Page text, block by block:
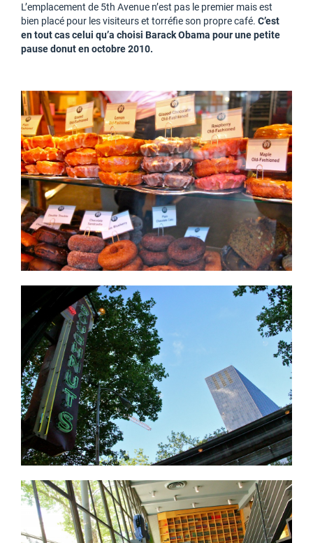
L’emplacement de 5th Avenue n’est pas le premier mais est
bien placé pour les visiteurs et torréfie son propre café. C’est
en tout cas celui qu’a choisi Barack Obama pour une petite
pause donut en octobre 2010.